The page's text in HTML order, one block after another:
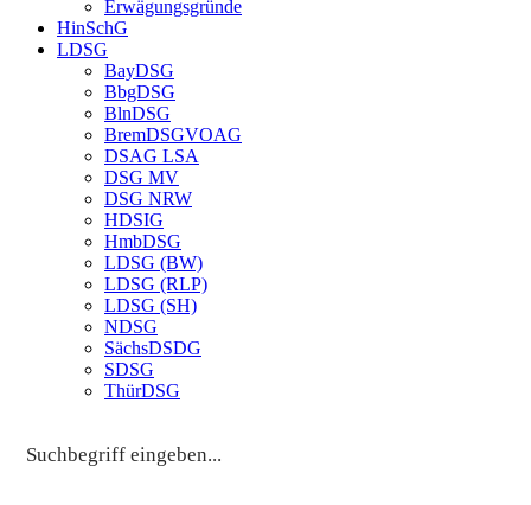
Erwägungsgründe
HinSchG
LDSG
BayDSG
BbgDSG
BlnDSG
BremDSGVOAG
DSAG LSA
DSG MV
DSG NRW
HDSIG
HmbDSG
LDSG (BW)
LDSG (RLP)
LDSG (SH)
NDSG
SächsDSDG
SDSG
ThürDSG